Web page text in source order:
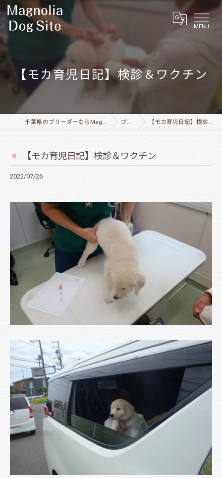
MENU
【モカ育児日記】検診＆ワクチン
千葉県のブリーダーならMagnolia Dog Site ブログ 【モカ育児日記】検診＆ワクチン
【モカ育児日記】検診＆ワクチン
2022/07/26